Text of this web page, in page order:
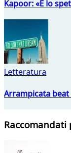
Kapoor: «È lo
Letteratura
Arrampicata
Raccomandati